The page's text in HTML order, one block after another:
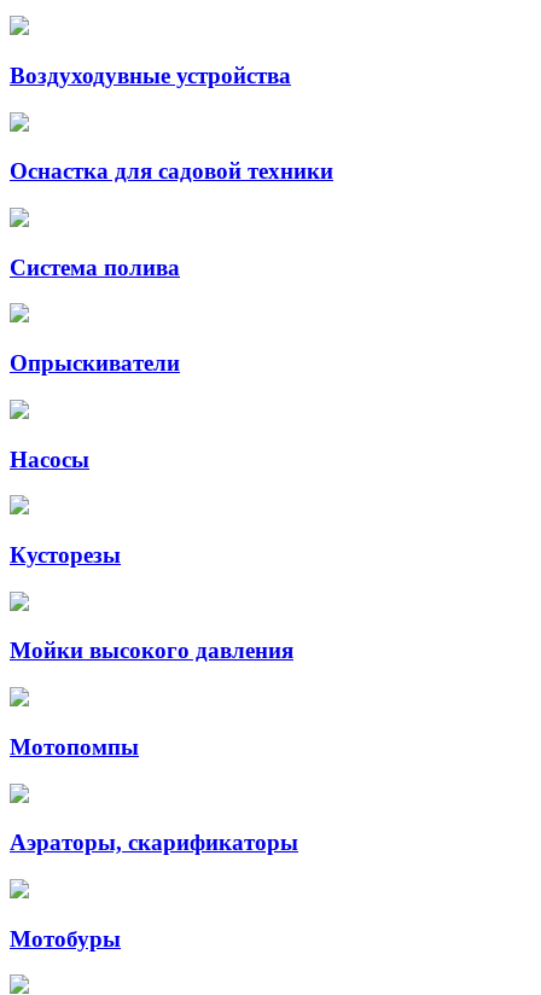
Воздуходувные устройства
Оснастка для садовой техники
Система полива
Опрыскиватели
Насосы
Кусторезы
Мойки высокого давления
Мотопомпы
Аэраторы, скарификаторы
Мотобуры